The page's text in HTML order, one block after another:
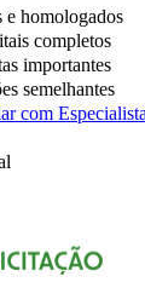
e homologados
completos
importantes
semelhantes
com Especialista